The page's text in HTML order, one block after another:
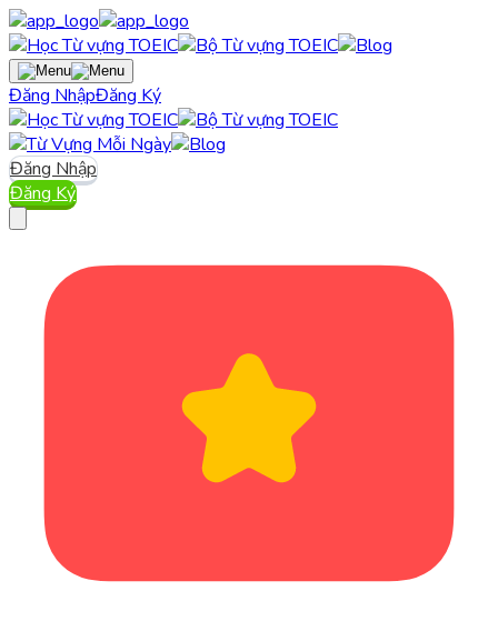
Đăng NhậpĐăng Ký
Đăng Nhập
Đăng Ký